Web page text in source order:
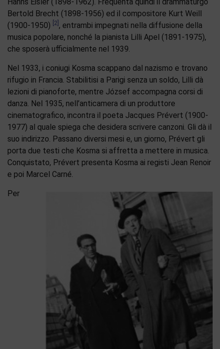
Hanns Eisler (1898-1962). Frequenta quindi il drammaturgo
Bertold Brecht (1898-1956) ed il compositore Kurt Weill
(1900-1950)
[2] , entrambi impegnati nella diffusione della
musica popolare, nonché la pianista Lilli Apel (1891-1975),
che sposerà ufficialmente nel 1939.
Nel 1933, i coniugi Kosma scappano dal nazismo e trovano
rifugio in Francia. Stabilitisi a Parigi senza un soldo, Lilli dà
lezioni di pianoforte, mentre József accompagna corsi di
danza. Nel 1935, nell’anticamera di un produttore
cinematografico, incontra il poeta Jacques Prévert (1900-
1977) al quale spiega che desidera scrivere canzoni. Gli dà il
suo indirizzo. Passano diversi mesi e, un giorno, Prévert gli
porta due testi che Kosma si affretta a mettere in musica.
Conquistato, Prévert presenta Kosma ai registi Jean Renoir
e poi Marcel Carné.
Per